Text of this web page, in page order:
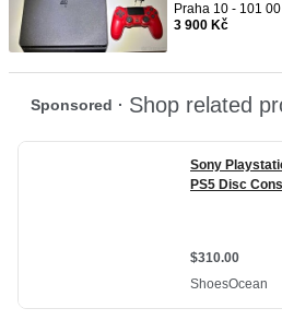
Praha 10 - 101 00
3 900 Kč